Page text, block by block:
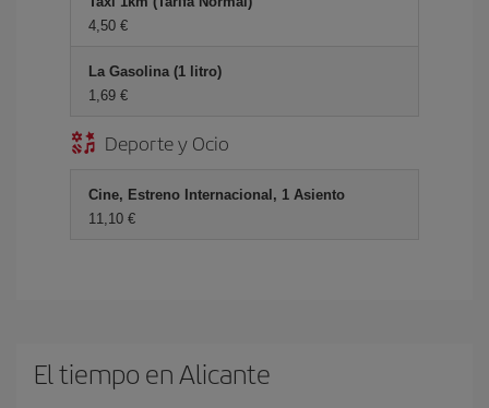
4,50 €
La Gasolina (1 litro)
1,69 €
Deporte y Ocio
Cine, Estreno Internacional, 1 Asiento
11,10 €
El tiempo en Alicante